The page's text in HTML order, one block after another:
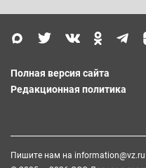
Полная версия сайта
Редакционная политика
Пишите нам на information@vz.ru